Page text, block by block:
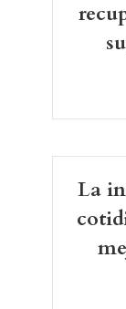
La